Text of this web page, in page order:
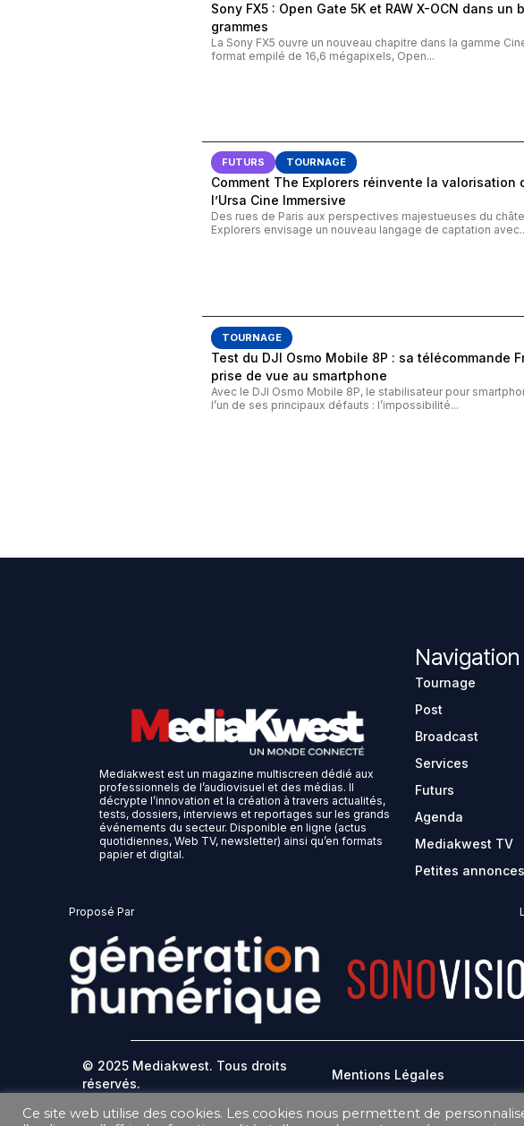
Sony FX5 : Open Gate 5K et RAW X-OCN dans un
grammes
La Sony FX5 ouvre un nouveau chapitre dans la gamme
format empilé de 16,6 mégapixels, Open...
FUTURS TOURNAGE
Comment The Explorers réinvente la valorisation
l’Ursa Cine Immersive
Des rues de Paris aux perspectives majestueuses du
Explorers envisage un nouveau langage de captation
TOURNAGE
Test du DJI Osmo Mobile 8P : sa télécommande
prise de vue au smartphone
Avec le DJI Osmo Mobile 8P, le stabilisateur pour
l’un de ses principaux défauts : l’impossibilité...
Mediakwest est un magazine multiscreen dédié aux
professionnels de l’audiovisuel et des médias. Il
décrypte l’innovation et la création à travers actualités,
tests, dossiers, interviews et reportages sur les grands
événements du secteur. Disponible en ligne (actus
quotidiennes, Web TV, newsletter) ainsi qu’en formats
papier et digital.
Navigation
Tournage
Post
Broadcast
Services
Futurs
Agenda
Mediakwest TV
Petites annonces
Proposé Par
© 2025 Mediakwest. Tous droits
réservés.
Mentions Légales
DONNEES PERSONNELLES
Ce site web utilise des cookies. Les cookies nous permettent de